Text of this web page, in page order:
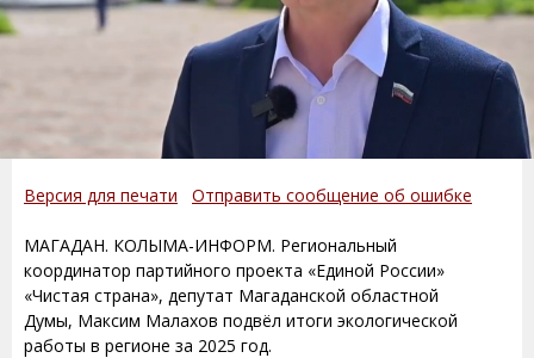
Версия для печати Отправить сообщение об ошибке
МАГАДАН. КОЛЫМА-ИНФОРМ. Региональный
координатор партийного проекта «Единой России»
«Чистая страна», депутат Магаданской областной
Думы, Максим Малахов подвёл итоги экологической
работы в регионе за 2025 год.